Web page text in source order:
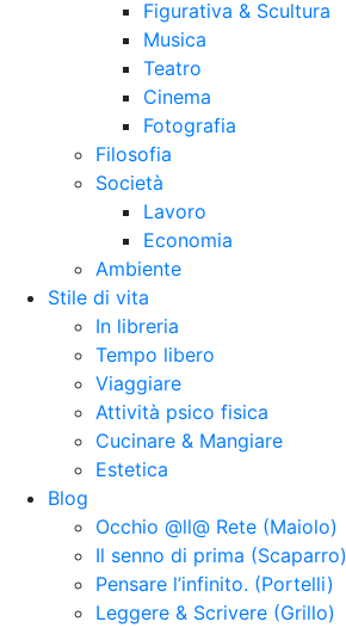
Figurativa & Scultura
Musica
Teatro
Cinema
Fotografia
Filosofia
Società
Lavoro
Economia
Ambiente
Stile di vita
In libreria
Tempo libero
Viaggiare
Attività psico fisica
Cucinare & Mangiare
Estetica
Blog
Occhio @ll@ Rete (Maiolo)
Il senno di prima (Scaparro)
Pensare l’infinito. (Portelli)
Leggere & Scrivere (Grillo)